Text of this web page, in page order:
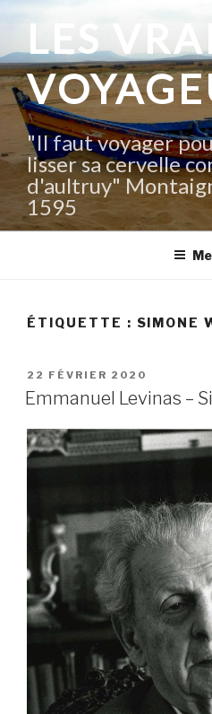
contenu
principal
LES
"Il faut voyager
lisser sa cervelle
d'aultruy"
1595
ÉTIQUETTE : SIMONE
PUBLIÉ
LE
22 FÉVRIER 2020
Emmanuel Levinas –